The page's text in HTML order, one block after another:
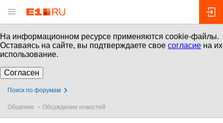
На информационном ресурсе применяются cookie-файлы.
Оставаясь на сайте, вы подтверждаете свое согласие на их
использование.
Согласен
Поиск по форумам
Общение Обсуждение новостей